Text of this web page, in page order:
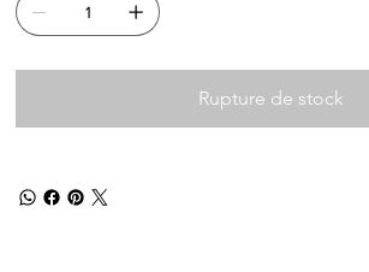
Rupture de stock